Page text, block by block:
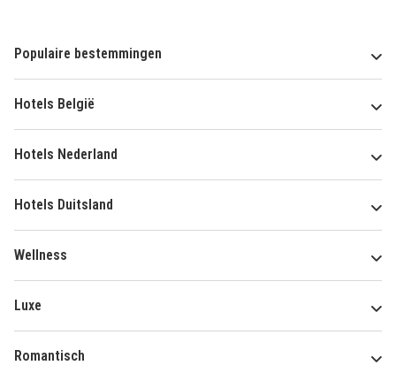
Populaire bestemmingen
Hotels België
Hotels Nederland
Hotels Duitsland
Wellness
Luxe
Romantisch